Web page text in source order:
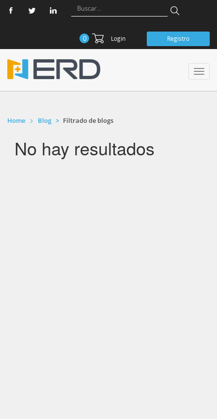
0 Login Registro
Home Blog Filtrado de blogs
No hay resultados